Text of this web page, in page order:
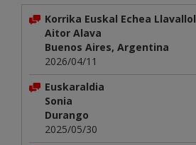
Korrika Euskal Echea Llavallol
Aitor Alava
Buenos Aires, Argentina
2026/04/11
Euskaraldia
Sonia
Durango
2025/05/30